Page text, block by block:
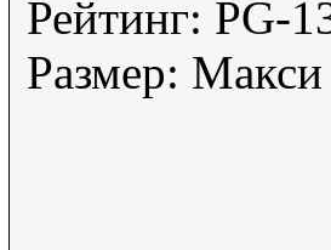
Рейтинг: PG-
Размер: Макси